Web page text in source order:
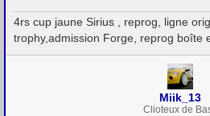
g
e
4rs cup jaune Sirius , reprog, ligne
trophy,admission Forge, reprog boîte
Miik_13
Clioteux de